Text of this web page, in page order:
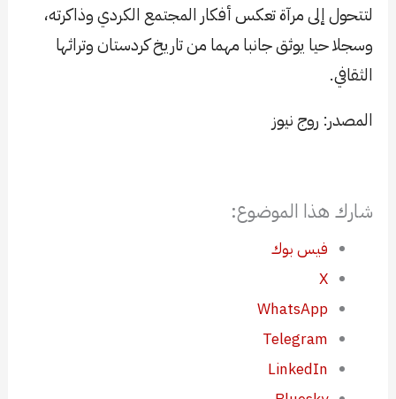
لتتحول إلى مرآة تعكس أفكار المجتمع الكردي وذاكرته،
وسجلا حيا يوثق جانبا مهما من تاريخ كردستان وتراثها
الثقافي.
المصدر: روج نيوز
شارك هذا الموضوع:
فيس بوك
X
WhatsApp
Telegram
LinkedIn